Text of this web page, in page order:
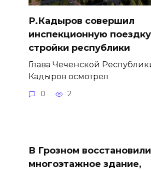
Р.Кадыров совершил
инспекционную
стройки республики
Глава Чеченской
Кадыров осмотрел
0 2
В Грозном восстановили
многоэтажное здание,